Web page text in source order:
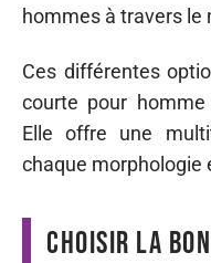
hommes à travers le
Ces différentes
courte pour
Elle offre une
chaque morphologie
Choisir la